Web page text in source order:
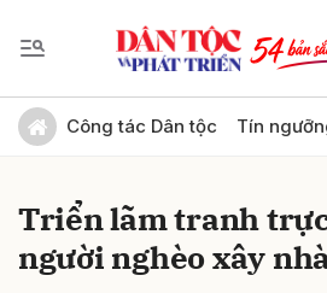
Công tác Dân tộc Tín
Triển lãm tranh
người nghèo xây
Gửi bình luận